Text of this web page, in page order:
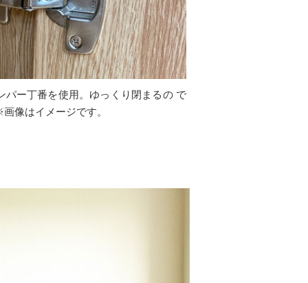
パー丁番を使用。ゆっくり閉まるの で
像はイメージです。